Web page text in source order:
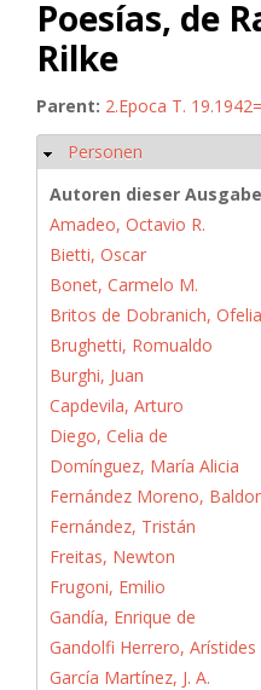
Poesías, de
Rilke
Parent: 2.Epoca T.
Hide
Personen
Autoren dieser
Amadeo, Octavio R.
Bietti, Oscar
Bonet, Carmelo M.
Britos de Dobranich, Ofelia
Brughetti, Romualdo
Burghi, Juan
Capdevila, Arturo
Diego, Celia de
Domínguez, María Alicia
Fernández Moreno,
Fernández, Tristán
Freitas, Newton
Frugoni, Emilio
Gandía, Enrique de
Gandolfi Herrero, Arístides
García Martínez, J. A.